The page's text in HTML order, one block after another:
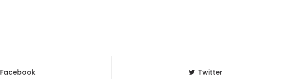
Facebook Twitter